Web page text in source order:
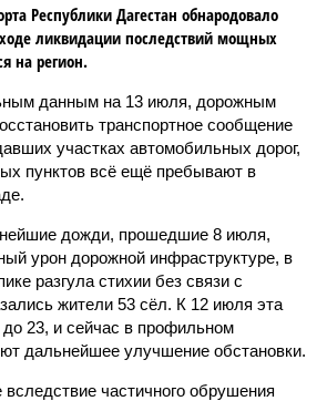
Республики Дагестан обнародовало
ликвидации последствий мощных
на регион.
данным на 13 июля, дорожным
транспортное сообщение
участках автомобильных дорог,
пунктов всё ещё пребывают в
дожди, прошедшие 8 июля,
урон дорожной инфраструктуре, в
разгула стихии без связи с
жители 53 сёл. К 12 июля эта
23, и сейчас в профильном
дальнейшее улучшение обстановки.
частичного обрушения